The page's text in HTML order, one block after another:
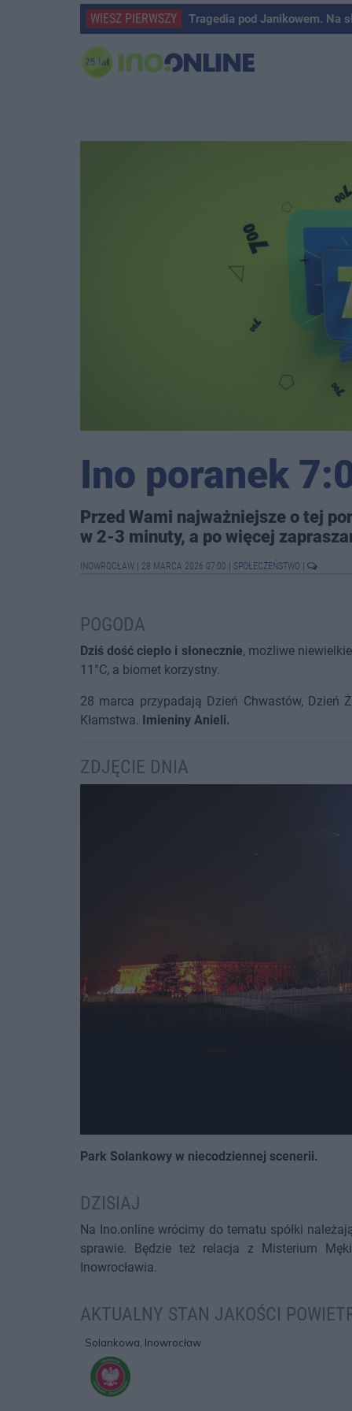
WIESZ PIERWSZY Tragedia pod Janikowem. Na
Ino poranek
Przed Wami najważniejsze o tej
w 2-3 minuty, a po więcej
INOWROCŁAW 28 MARCA 2026 07:00 SPOŁECZEŃSTWO
POGODA
Dziś dość ciepło i słonecznie, możliwe
11°C, a biomet korzystny.
28 marca przypadają Dzień Chwastów, Dzień
Kłamstwa. Imieniny Anieli.
ZDJĘCIE DNIA
Park Solankowy w niecodziennej scenerii.
DZISIAJ
Na Ino.online wrócimy do tematu spółki
sprawie. Będzie też relacja z Misterium
Inowrocławia.
AKTUALNY STAN JAKOŚCI